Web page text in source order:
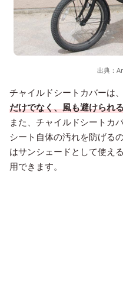
出典：
チャイルドシートカバーは、
だけでなく、風も避けられ
また、チャイルドシートカ
シート自体の汚れを防げる
はサンシェードとして使え
用できます。